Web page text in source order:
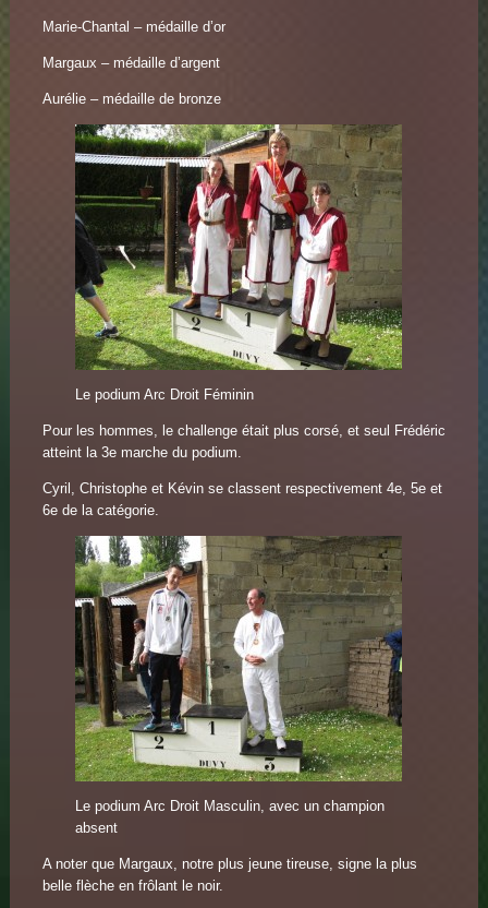
Marie-Chantal – médaille d’or
Margaux – médaille d’argent
Aurélie – médaille de bronze
Le podium Arc Droit Féminin
Pour les hommes, le challenge était plus corsé, et seul Frédéric
atteint la 3e marche du podium.
Cyril, Christophe et Kévin se classent respectivement 4e, 5e et
6e de la catégorie.
Le podium Arc Droit Masculin, avec un champion
absent
A noter que Margaux, notre plus jeune tireuse, signe la plus
belle flèche en frôlant le noir.